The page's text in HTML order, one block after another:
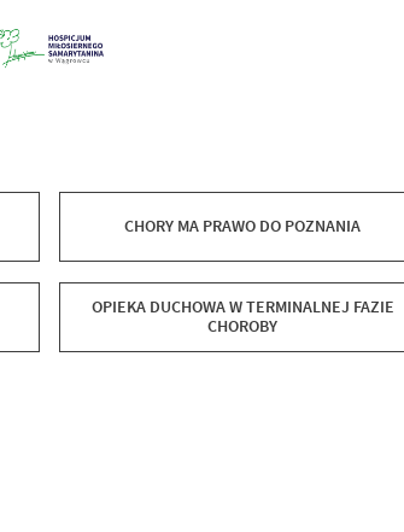
CHORY MA PRAWO DO POZNANIA
OPIEKA DUCHOWA W TERMINALNEJ FAZIE
CHOROBY